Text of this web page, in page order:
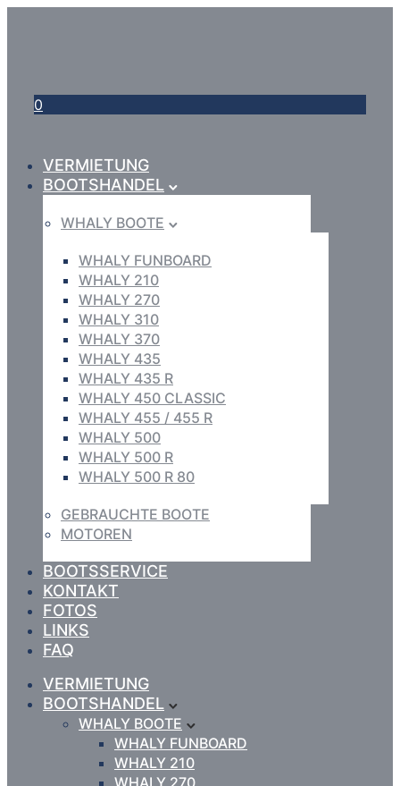
0
VERMIETUNG
BOOTSHANDEL
WHALY BOOTE
WHALY FUNBOARD
WHALY 210
WHALY 270
WHALY 310
WHALY 370
WHALY 435
WHALY 435 R
WHALY 450 CLASSIC
WHALY 455 / 455 R
WHALY 500
WHALY 500 R
WHALY 500 R 80
GEBRAUCHTE BOOTE
MOTOREN
BOOTSSERVICE
KONTAKT
FOTOS
LINKS
FAQ
VERMIETUNG
BOOTSHANDEL
WHALY BOOTE
WHALY FUNBOARD
WHALY 210
WHALY 270